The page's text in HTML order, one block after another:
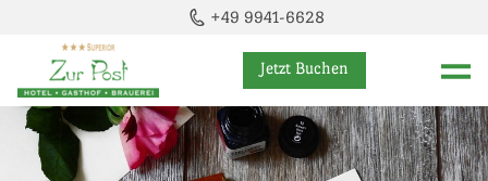
+49 9941-6628
Jetzt Buchen